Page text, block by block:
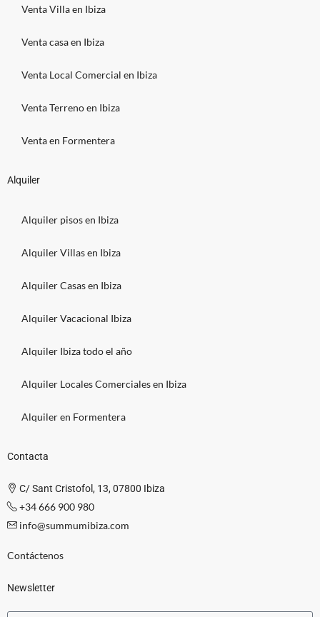
Venta Villa en Ibiza
Venta casa en Ibiza
Venta Local Comercial en Ibiza
Venta Terreno en Ibiza
Venta en Formentera
Alquiler
Alquiler pisos en Ibiza
Alquiler Villas en Ibiza
Alquiler Casas en Ibiza
Alquiler Vacacional Ibiza
Alquiler Ibiza todo el año
Alquiler Locales Comerciales en Ibiza
Alquiler en Formentera
Contacta
C/ Sant Cristofol, 13, 07800 Ibiza
+34 666 900 980
info@summumibiza.com
Contáctenos
Newsletter